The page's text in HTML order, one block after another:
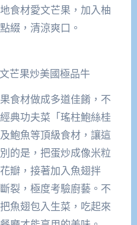
食材愛文芒果，加入柚
綴，清涼爽口。
芒果炒美國極品牛
材做成多道佳餚，不
典功夫菜「瑤柱鮑絲桂
鮑魚等頂級食材，讓這
的是，把蛋炒成像米粒
瓣，接著加入魚翅拌
裂，極度考驗廚藝。不
魚翅包入生菜，吃起來